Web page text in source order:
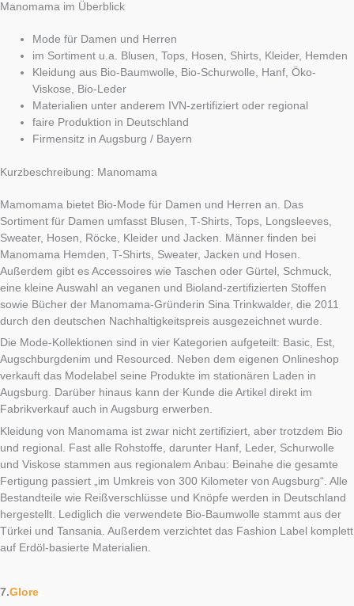
Manomama im Überblick
Mode für Damen und Herren
im Sortiment u.a. Blusen, Tops, Hosen, Shirts, Kleider, Hemden
Kleidung aus Bio-Baumwolle, Bio-Schurwolle, Hanf, Öko-
Viskose, Bio-Leder
Materialien unter anderem IVN-zertifiziert oder regional
faire Produktion in Deutschland
Firmensitz in Augsburg / Bayern
Kurzbeschreibung: Manomama
Mamomama bietet Bio-Mode für Damen und Herren an. Das
Sortiment für Damen umfasst Blusen, T-Shirts, Tops, Longsleeves,
Sweater, Hosen, Röcke, Kleider und Jacken. Männer finden bei
Manomama Hemden, T-Shirts, Sweater, Jacken und Hosen.
Außerdem gibt es Accessoires wie Taschen oder Gürtel, Schmuck,
eine kleine Auswahl an veganen und Bioland-zertifizierten Stoffen
sowie Bücher der Manomama-Gründerin Sina Trinkwalder, die 2011
durch den deutschen Nachhaltigkeitspreis ausgezeichnet wurde.
Die Mode-Kollektionen sind in vier Kategorien aufgeteilt: Basic, Est,
Augschburgdenim und Resourced. Neben dem eigenen Onlineshop
verkauft das Modelabel seine Produkte im stationären Laden in
Augsburg. Darüber hinaus kann der Kunde die Artikel direkt im
Fabrikverkauf auch in Augsburg erwerben.
Kleidung von Manomama ist zwar nicht zertifiziert, aber trotzdem Bio
und regional. Fast alle Rohstoffe, darunter Hanf, Leder, Schurwolle
und Viskose stammen aus regionalem Anbau: Beinahe die gesamte
Fertigung passiert „im Umkreis von 300 Kilometer von Augsburg“. Alle
Bestandteile wie Reißverschlüsse und Knöpfe werden in Deutschland
hergestellt. Lediglich die verwendete Bio-Baumwolle stammt aus der
Türkei und Tansania. Außerdem verzichtet das Fashion Label komplett
auf Erdöl-basierte Materialien.
7.Glore